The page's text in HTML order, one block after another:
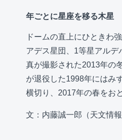
年ごとに星座を移る木星
ドームの直上にひときわ
アデス星団、1等星アル
真が撮影された2013年の
が退役した1998年にはみ
横切り、2017年の春をお
文：内藤誠一郎（天文情報